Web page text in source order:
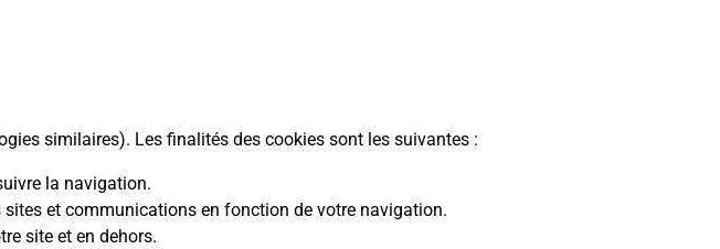
similaires). Les finalités des cookies sont les suivantes :
la navigation.
et communications en fonction de votre navigation.
site et en dehors.
Poste
samedià